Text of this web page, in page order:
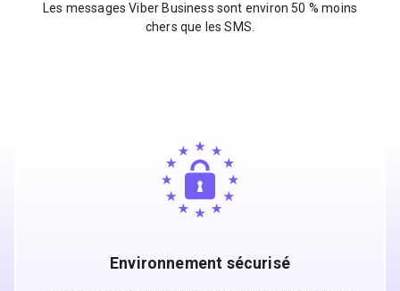
Les messages Viber Business sont environ 50 % moins
chers que les SMS.
Environnement sécurisé